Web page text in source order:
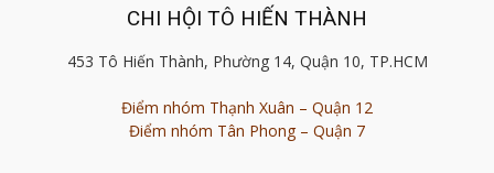
CHI HỘI TÔ HIẾN THÀNH
453 Tô Hiến Thành, Phường 14, Quận 10, TP.HCM
Điểm nhóm Thạnh Xuân – Quận 12
Điểm nhóm Tân Phong – Quận 7